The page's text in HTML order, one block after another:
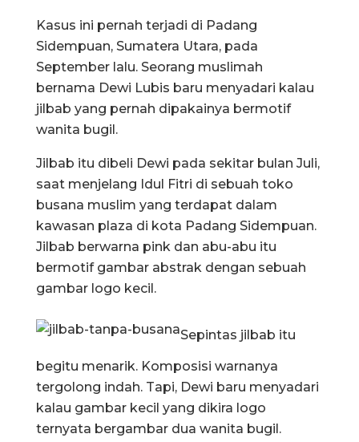
Kasus ini pernah terjadi di Padang
Sidempuan, Sumatera Utara, pada
September lalu. Seorang muslimah
bernama Dewi Lubis baru menyadari kalau
jilbab yang pernah dipakainya bermotif
wanita bugil.
Jilbab itu dibeli Dewi pada sekitar bulan Juli,
saat menjelang Idul Fitri di sebuah toko
busana muslim yang terdapat dalam
kawasan plaza di kota Padang Sidempuan.
Jilbab berwarna pink dan abu-abu itu
bermotif gambar abstrak dengan sebuah
gambar logo kecil.
Sepintas jilbab itu
begitu menarik. Komposisi warnanya
tergolong indah. Tapi, Dewi baru menyadari
kalau gambar kecil yang dikira logo
ternyata bergambar dua wanita bugil.